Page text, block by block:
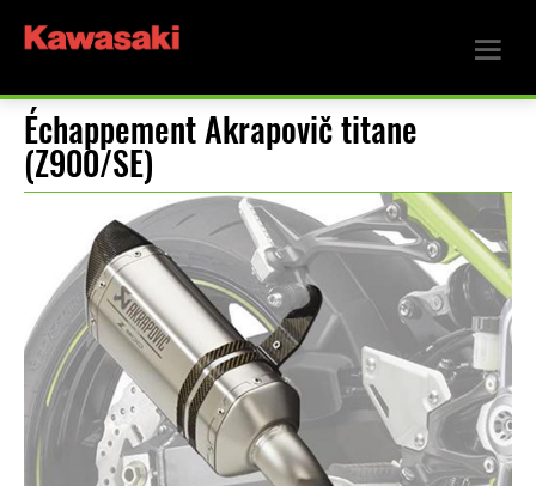
Échappement Akrapovič titane
(Z900/SE)